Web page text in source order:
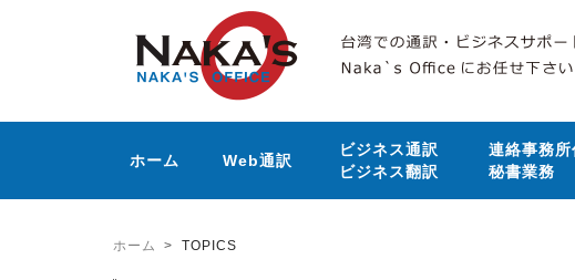
ホーム Web通訳
ビジネス通訳
ビジネス翻訳
連絡事務所
秘書業務
ホーム TOPICS